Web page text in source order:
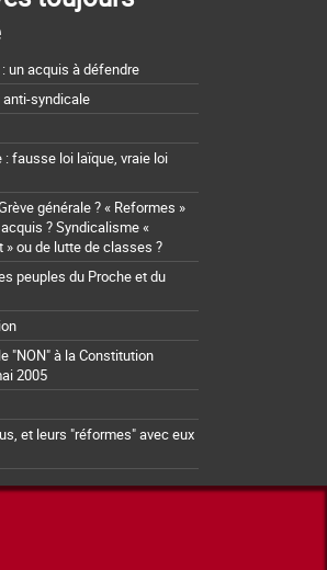
un acquis à défendre
anti-syndicale
: fausse loi laïque, vraie loi
générale ? « Reformes »
? Syndicalisme «
ou de lutte de classes ?
peuples du Proche et du
"NON" à la Constitution
2005
et leurs "réformes" avec eux